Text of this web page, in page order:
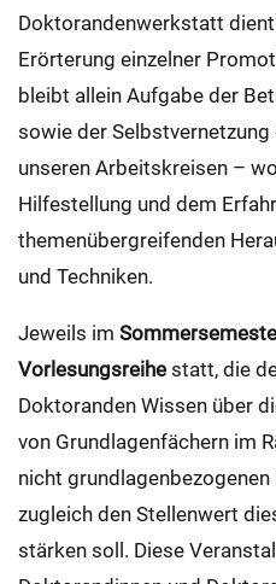
Doktorandenwerkstatt
Erörterung einzelner
bleibt allein Aufgabe der
sowie der
unseren Arbeitskreisen –
Hilfestellung und dem
themenübergreifenden
und Techniken.
Jeweils im
Vorlesungsreihe statt, die
Doktoranden Wissen über
von Grundlagenfächern im
nicht
zugleich den Stellenwert
stärken soll. Diese